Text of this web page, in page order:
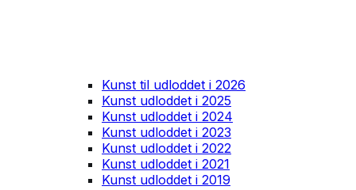
Kunst til udloddet i 2026
Kunst udloddet i 2025
Kunst udloddet i 2024
Kunst udloddet i 2023
Kunst udloddet i 2022
Kunst udloddet i 2021
Kunst udloddet i 2019